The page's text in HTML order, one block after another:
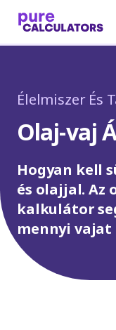
Élelmiszer És
Olaj-vaj
Hogyan kell
és olajjal. Az
kalkulátor
mennyi